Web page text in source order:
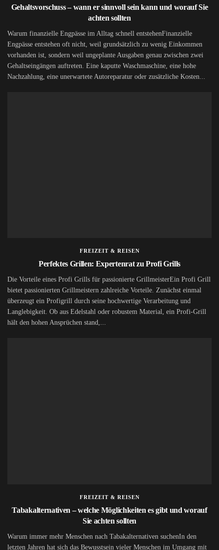
Gehaltsvorschuss – wann er sinnvoll sein kann und worauf Sie
achten sollten
Warum finanzielle Engpässe im Alltag schnell entstehenFinanzielle
Engpässe entstehen oft nicht, weil grundsätzlich zu wenig Einkommen
vorhanden ist, sondern weil ungeplante Ausgaben genau zwischen zwei
Gehaltseingängen auftreten. Eine kaputte Waschmaschine, eine hohe
Nachzahlung, eine unerwartete Autoreparatur oder zusätzliche Kosten...
FREIZEIT & REISEN
Perfektes Grillen: Expertenrat zu Profi Grills
Die Vorteile eines Profi Grills für passionierte GrillmeisterEin Profi Grill
bietet passionierten Grillmeistern zahlreiche Vorteile. Zunächst einmal
überzeugt ein Profigrill durch seine hochwertige Verarbeitung und
Langlebigkeit. Ob aus Edelstahl oder robustem Material, ein Profi-Grill
hält den hohen Ansprüchen stand,...
FREIZEIT & REISEN
Tabakalternativen – welche Möglichkeiten es gibt und worauf
Sie achten sollten
Warum immer mehr Menschen nach Tabakalternativen suchenIn den
letzten Jahren hat sich das Bewusstsein vieler Menschen im Umgang mit